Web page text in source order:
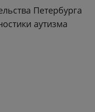
Петербурга
аутизма